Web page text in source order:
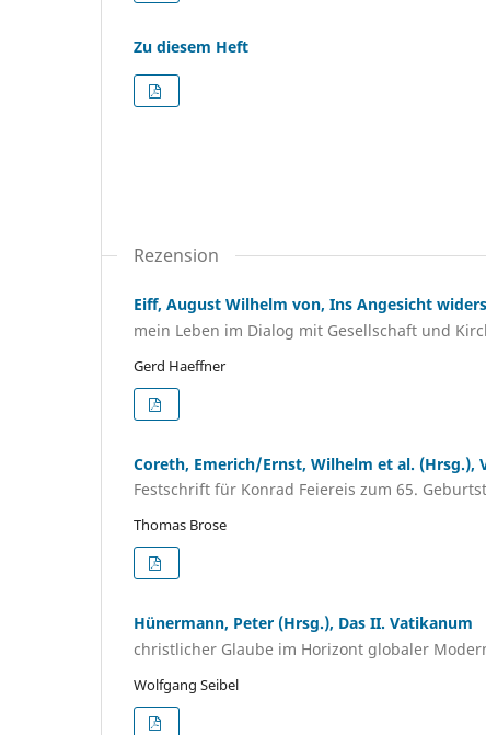
Zu diesem Heft
Rezension
Eiff, August Wilhelm von, Ins Angesicht
mein Leben im Dialog mit Gesellschaft und
Gerd Haeffner
Coreth, Emerich/Ernst, Wilhelm et al. (Hrsg.),
Festschrift für Konrad Feiereis zum 65.
Thomas Brose
Hünermann, Peter (Hrsg.), Das II. Vatikanum
christlicher Glaube im Horizont globaler
Wolfgang Seibel